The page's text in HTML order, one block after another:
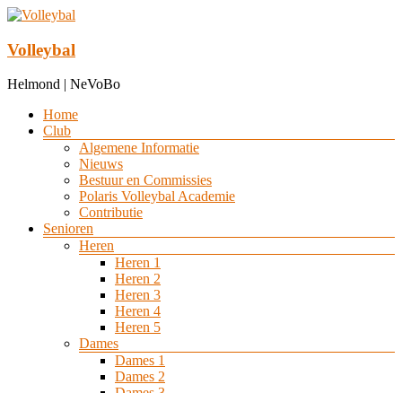
Ga
de
inhoud
Volleybal
Helmond | NeVoBo
Menu
Home
Club
Algemene Informatie
Nieuws
Bestuur en Commissies
Polaris Volleybal Academie
Contributie
Senioren
Heren
Heren 1
Heren 2
Heren 3
Heren 4
Heren 5
Dames
Dames 1
Dames 2